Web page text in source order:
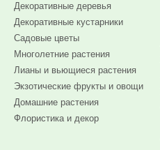
Декоративные деревья
Декоративные кустарники
Садовые цветы
Многолетние растения
Лианы и вьющиеся растения
Экзотические фрукты и овощи
Домашние растения
Флористика и декор